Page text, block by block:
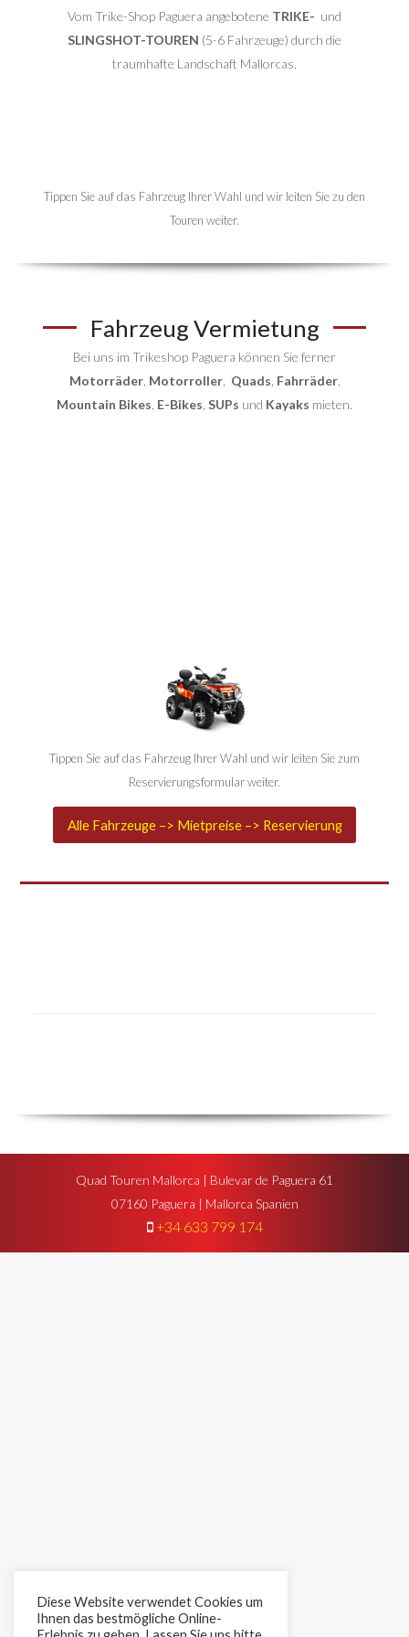
Vom Trike-Shop Paguera angebotene TRIKE- und
SLINGSHOT-TOUREN (5-6 Fahrzeuge) durch die
traumhafte Landschaft Mallorcas.
Tippen Sie auf das Fahrzeug Ihrer Wahl und wir leiten Sie zu den
Touren weiter.
Fahrzeug Vermietung
Bei uns im Trikeshop Paguera können Sie ferner
Motorräder, Motorroller, Quads Fahrräder,
Mountain Bikes E-Bikes SUPs und Kayaks mieten.
Tippen Sie auf das Fahrzeug Ihrer Wahl und wir leiten Sie zum
Reservierungsformular weiter.
Alle Fahrzeuge –> Mietpreise –> Reservierung
Quad Touren Mallorca | Bulevar de Paguera 61
07160 Paguera | Mallorca Spanien
+34 633 799 174
Diese Website verwendet Cookies um
Ihnen das bestmögliche Online-